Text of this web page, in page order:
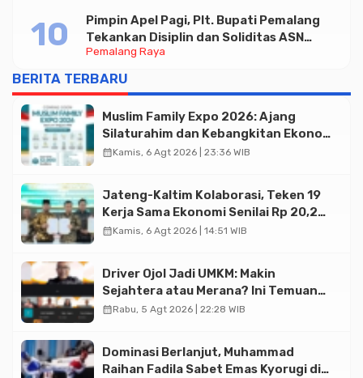
Pemalang Raya
Pimpin Apel Pagi, Plt. Bupati Pemalang
Tekankan Disiplin dan Soliditas ASN
untuk Pelayanan Publik
BERITA TERBARU
Muslim Family Expo 2026: Ajang
Silaturahim dan Kebangkitan Ekonomi
Halal di Jakarta
calendar_monthKamis, 6 Agt 2026 | 23:36 WIB
Jateng-Kaltim Kolaborasi, Teken 19
Kerja Sama Ekonomi Senilai Rp 20,2
Triliun
calendar_monthKamis, 6 Agt 2026 | 14:51 WIB
Driver Ojol Jadi UMKM: Makin
Sejahtera atau Merana? Ini Temuan
Diskusi Paramadina
calendar_monthRabu, 5 Agt 2026 | 22:28 WIB
Dominasi Berlanjut, Muhammad
Raihan Fadila Sabet Emas Kyorugi di